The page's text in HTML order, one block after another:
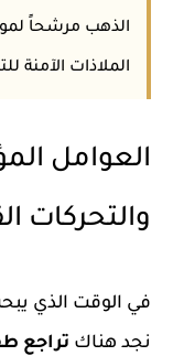
الذهب مرشحاً
الملاذات الآمنة
العوامل
والتحركات
في الوقت الذي
نجد هناك تراجع